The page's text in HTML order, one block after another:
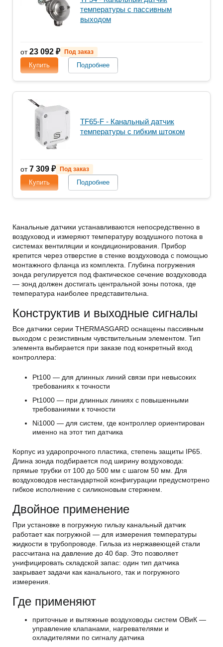
температуры с пассивным
выходом
от23 092 ₽ Под заказ
Купить Подробнее
TF65-F - Канальный датчик
температуры с гибким штоком
от7 309 ₽ Под заказ
Купить Подробнее
Канальные датчики устанавливаются непосредственно в
воздуховод и измеряют температуру воздушного потока в
системах вентиляции и кондиционирования. Прибор
крепится через отверстие в стенке воздуховода с помощью
монтажного фланца из комплекта. Глубина погружения
зонда регулируется под фактическое сечение воздуховода
— зонд должен достигать центральной зоны потока, где
температура наиболее представительна.
Конструктив и выходные сигналы
Все датчики серии THERMASGARD оснащены пассивным
выходом с резистивным чувствительным элементом. Тип
элемента выбирается при заказе под конкретный вход
контроллера:
Pt100 — для длинных линий связи при невысоких
требованиях к точности
Pt1000 — при длинных линиях с повышенными
требованиями к точности
Ni1000 — для систем, где контроллер ориентирован
именно на этот тип датчика
Корпус из ударопрочного пластика, степень защиты IP65.
Длина зонда подбирается под ширину воздуховода:
прямые трубки от 100 до 500 мм с шагом 50 мм. Для
воздуховодов нестандартной конфигурации предусмотрено
гибкое исполнение с силиконовым стержнем.
Двойное применение
При установке в погружную гильзу канальный датчик
работает как погружной — для измерения температуры
жидкости в трубопроводе. Гильза из нержавеющей стали
рассчитана на давление до 40 бар. Это позволяет
унифицировать складской запас: один тип датчика
закрывает задачи как канального, так и погружного
измерения.
Где применяют
приточные и вытяжные воздуховоды систем ОВиК —
управление клапанами, нагревателями и
охладителями по сигналу датчика